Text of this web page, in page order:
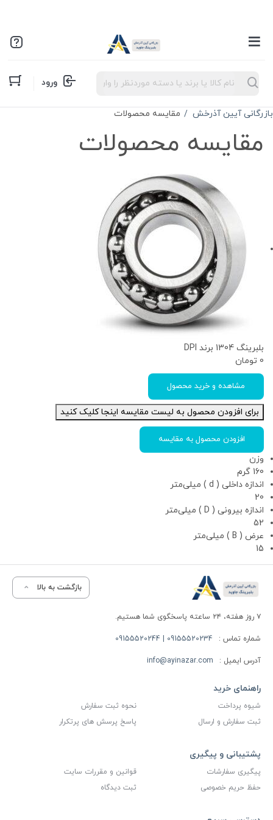
Products
search ورود
بازرگانی آیین آذرخش مقایسه محصولات
مقایسه محصولات
بلبرینگ 1304 برند DPI
0 تومان
مشاهده و خرید محصول
برای افزودن محصول به لیست مقایسه اینجا کلیک کنید
افزودن محصول به مقایسه
وزن
160 گرم
اندازه داخلی ( d ) میلی‌متر
20
اندازه بیرونی ( D ) میلی‌متر
52
عرض ( B ) میلی‌متر
15
بازگشت به بالا
۷ روز هفته، ۲۴ ساعته پاسخگوی شما هستیم.
شماره تماس : 09155520234 | 09155520244
آدرس ایمیل : info@ayinazar.com
راهنمای خرید
شیوه پرداخت
نحوه ثبت سفارش
ثبت سفارش و ارسال
پاسخ پرسش های پرتکرار
پشتیبانی و پیگیری
پیگیری سفارشات
قوانین و مقررات سایت
حفظ حریم خصوصی
ثبت دیدگاه